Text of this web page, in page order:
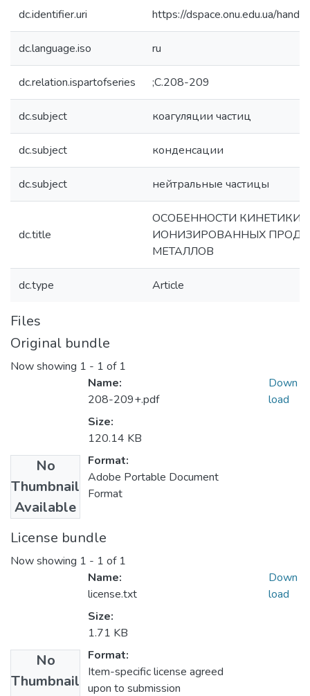
dc.identifier.uri https://dspace.onu.edu.ua/
dc.language.iso ru
dc.relation.ispartofseries ;С.208-209
dc.subject коагуляции частиц
dc.subject конденсации
dc.subject нейтральные частицы
dc.title
ОСОБЕННОСТИ КИНЕТИКИ
ИОНИЗИРОВАННЫХ
МЕТАЛЛОВ
dc.type Article
Files
Original bundle
Now showing 1 - 1 of 1
No
Thumbnail
Available
Name:
208-209+.pdf
Size:
120.14 KB
Format:
Adobe Portable Document
Format
Down
load
License bundle
Now showing 1 - 1 of 1
No
Thumbnail
Name:
license.txt
Size:
1.71 KB
Format:
Item-specific license agreed
upon to submission
Down
load